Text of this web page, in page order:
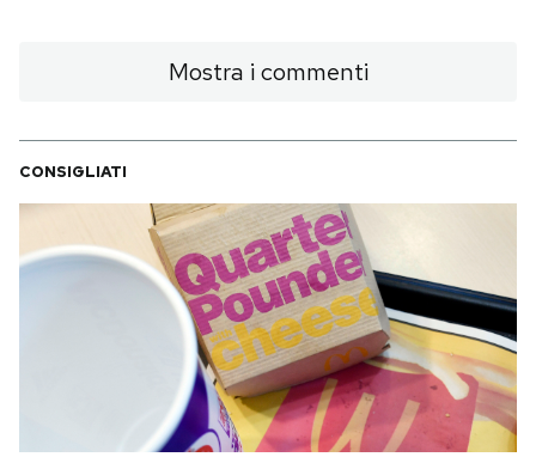
Mostra i commenti
CONSIGLIATI